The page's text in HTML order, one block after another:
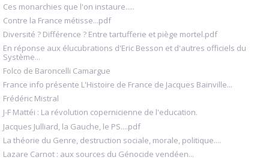
Ces monarchies que l'on instaure.....
Contre la France métisse...pdf
Diversité ? Différence ? Entre tartufferie et piège mortel.pdf
En réponse aux élucubrations d'Eric Besson et d'autres officiels du
Système...
Folco de Baroncelli Camargue
France info présente L'Histoire de France de Jacques Bainville...
Frédéric Mistral
J-F Mattéi : La révolution copernicienne de l'education.
Jacques Julliard, la Gauche, le PS....pdf
La théorie du Genre, destruction sociale, morale, politique....
Lazare Carnot : aux sources du Génocide vendéen...